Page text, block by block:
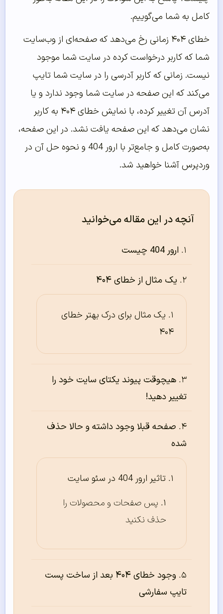
کامل به شما می‌گوییم.
خطای ۴۰۴ زمانی رخ می‌دهد که صفحه‌ای از وب‌سایت
شما که کاربر درخواست کرده در سایت شما موجود
نیست. زمانی که کاربر آدرسی را در سایت شما تایپ
می‌کند که این صفحه در سایت شما وجود ندارد و یا
آدرس آن تغییر کرده، با نمایش خطای ۴۰۴ به کاربر
نشان می‌دهد که این صفحه یافت نشد. در این صفحه،
به‌صورت کامل و جامع‌تر با ارور 404 و نحوه حل آن در
وردپرس آشنا خواهید شد.
آنچه در این مقاله می‌خوانید
ارور 404 چیست
یک مثال از خطای ۴۰۴
یک مثال برای درک بهتر خطای
۴۰۴
هیچوقت پیوند یکتای سایت خود را
تغییر دهید!
صفحه قبلا وجود داشته و حالا حذف
شده
تاثیر ارور 404 در سئو سایت
پس صفحات و محصولات را
حذف نکنید
وجود خطای ۴۰۴ بعد از ساخت پست
تایپ سفارشی